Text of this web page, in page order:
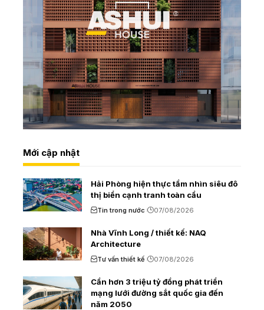
Mới cập nhật
Hải Phòng hiện thực tầm nhìn siêu đô
thị biển cạnh tranh toàn cầu
Tin trong nước 07/08/2026
Nhà Vĩnh Long / thiết kế: NAQ
Architecture
Tư vấn thiết kế 07/08/2026
Cần hơn 3 triệu tỷ đồng phát triển
mạng lưới đường sắt quốc gia đến
năm 2050